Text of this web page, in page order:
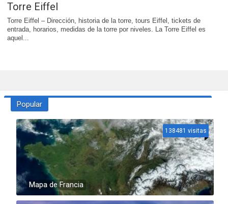
Torre Eiffel
Torre Eiffel – Dirección, historia de la torre, tours Eiffel, tickets de
entrada, horarios, medidas de la torre por niveles. La Torre Eiffel es
aquel...
Popular
Mapa de Francia
138481 visitas